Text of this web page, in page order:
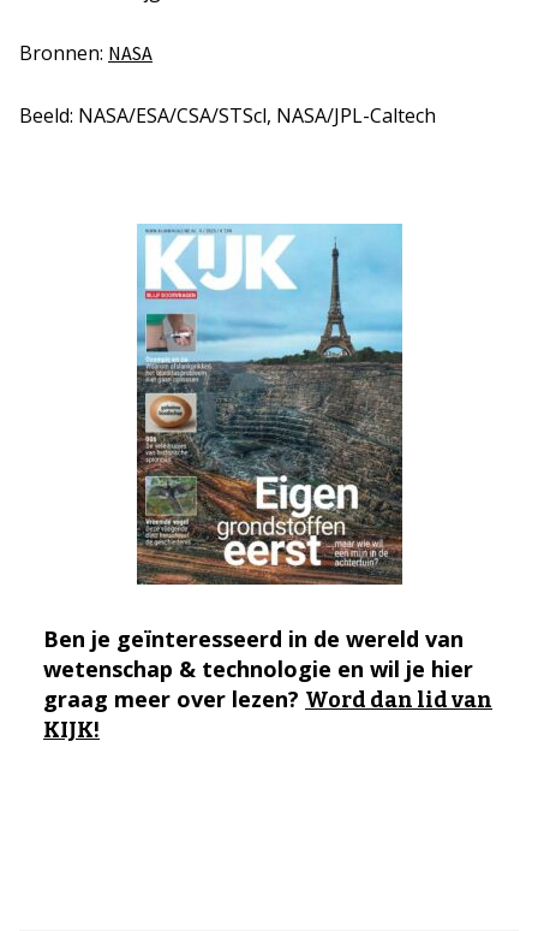
Bronnen: NASA
Beeld: NASA/ESA/CSA/STScl, NASA/JPL-Caltech
Ben je geïnteresseerd in de wereld van
wetenschap & technologie en wil je hier
graag meer over lezen? Word dan lid van
KIJK!